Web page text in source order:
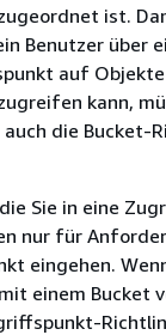
ist.
Benutzer über
auf Objekte
kann,
die Bucket-
Sie in eine
nur für
eingehen.
einem Bucket